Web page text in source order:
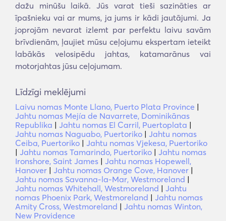
dažu minūšu laikā. Jūs varat tieši sazināties ar
īpašnieku vai ar mums, ja jums ir kādi jautājumi. Ja
joprojām nevarat izlemt par perfektu laivu savām
brīvdienām, ļaujiet mūsu ceļojumu ekspertam ieteikt
labākās velosipēdu jahtas, katamarānus vai
motorjahtas jūsu ceļojumam.
Līdzīgi meklējumi
Laivu nomas Monte Llano, Puerto Plata Province |
Jahtu nomas Mejía de Navarrete, Dominikānas
Republika | Jahtu nomas El Carril, Puertoplata |
Jahtu nomas Naguabo, Puertoriko | Jahtu nomas
Ceiba, Puertoriko | Jahtu nomas Vjekesa, Puertoriko
| Jahtu nomas Tamarindo, Puertoriko | Jahtu nomas
Ironshore, Saint James | Jahtu nomas Hopewell,
Hanover | Jahtu nomas Orange Cove, Hanover |
Jahtu nomas Savanna-la-Mar, Westmoreland |
Jahtu nomas Whitehall, Westmoreland | Jahtu
nomas Phoenix Park, Westmoreland | Jahtu nomas
Amity Cross, Westmoreland | Jahtu nomas Winton,
New Providence